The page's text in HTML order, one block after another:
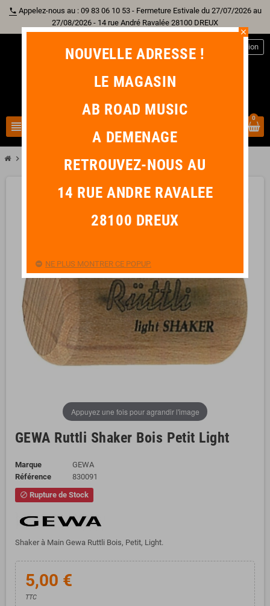
phone Appelez-nous au : 09 83 06 10 53 - Fermeture Estivale du 27/07/2026 au
27/08/2026 - 14 rue André Ravalée 28100 DREUX
view_headline
Connexion
0
chevron_right chevron_right Shakerchevron_right GEWA Ruttli Shaker Bois Petit Light
Appuyez une fois pour agrandir l'image
GEWA Ruttli Shaker Bois Petit Light
Marque
GEWA
Référence
830091
block Rupture de Stock
Shaker à Main Gewa Ruttli Bois, Petit, Light.
5,00 €
TTC
close
NOUVELLE ADRESSE !
LE MAGASIN
AB ROAD MUSIC
A DEMENAGE
RETROUVEZ-NOUS AU
14 RUE ANDRE RAVALEE
28100 DREUX
NE PLUS MONTRER CE POPUP.